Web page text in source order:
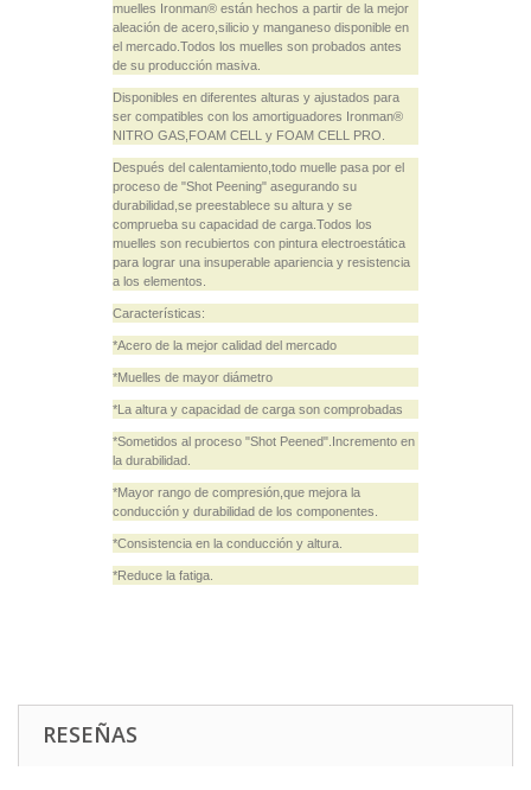
muelles Ironman® están hechos a partir de la mejor
aleación de acero,silicio y manganeso disponible en
el mercado.Todos los muelles son probados antes
de su producción masiva.
Disponibles en diferentes alturas y ajustados para
ser compatibles con los amortiguadores Ironman®
NITRO GAS,FOAM CELL y FOAM CELL PRO.
Después del calentamiento,todo muelle pasa por el
proceso de "Shot Peening" asegurando su
durabilidad,se preestablece su altura y se
comprueba su capacidad de carga.Todos los
muelles son recubiertos con pintura electroestática
para lograr una insuperable apariencia y resistencia
a los elementos.
Características:
*Acero de la mejor calidad del mercado
*Muelles de mayor diámetro
*La altura y capacidad de carga son comprobadas
*Sometidos al proceso "Shot Peened".Incremento en
la durabilidad.
*Mayor rango de compresión,que mejora la
conducción y durabilidad de los componentes.
*Consistencia en la conducción y altura.
*Reduce la fatiga.
RESEÑAS